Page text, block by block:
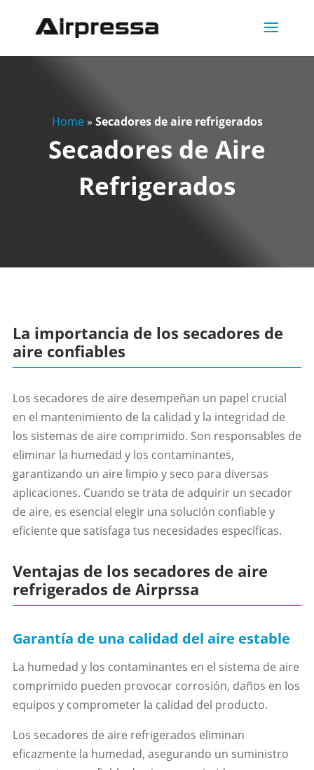
Home » Secadores de aire refrigerados
Secadores de Aire
Refrigerados
La importancia de los secadores de
aire confiables
Los secadores de aire desempeñan un papel crucial
en el mantenimiento de la calidad y la integridad de
los sistemas de aire comprimido. Son responsables de
eliminar la humedad y los contaminantes,
garantizando un aire limpio y seco para diversas
aplicaciones. Cuando se trata de adquirir un secador
de aire, es esencial elegir una solución confiable y
eficiente que satisfaga tus necesidades específicas.
Ventajas de los secadores de aire
refrigerados de Airprssa
Garantía de una calidad del aire estable
La humedad y los contaminantes en el sistema de aire
comprimido pueden provocar corrosión, daños en los
equipos y comprometer la calidad del producto.
Los secadores de aire refrigerados eliminan
eficazmente la humedad, asegurando un suministro